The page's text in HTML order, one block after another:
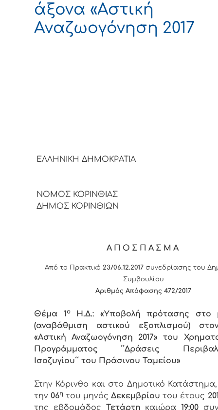
άξονα «Αστική
Αναζωογόνηση 2017
ΕΛΛΗΝΙΚΗ ΔΗΜΟΚΡΑΤΙΑ
ΝΟΜΟΣ ΚΟΡΙΝΘΙΑΣ
ΔΗΜΟΣ ΚΟΡΙΝΘΙΩΝ
ΑΠΟΣΠΑΣΜΑ
Από το Πρακτικό 23/06.12.2017συνεδρίασης του
Συμβουλίου
Αριθμός Απόφασης 472/2017
Θέμα 1οΗ.Δ.: «Υποβολή πρότασης στο
(αναβάθμιση αστικού εξοπλισμού)
«Αστική Αναζωογόνηση 2017» του
Προγράμματος ΄΄Δράσεις
Ισοζυγίου΄΄ του Πράσινου Ταμείου»
Στην Κόρινθο και στο Δημοτικό
την06η του μηνόςΔεκεμβρίου του έτους
της εβδομάδος Τετάρτη καιώρα19:00